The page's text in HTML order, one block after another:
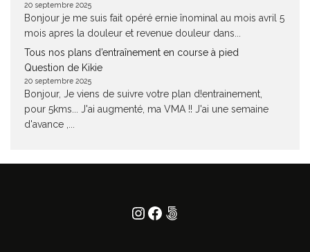
20 septembre 2025
Bonjour je me suis fait opéré ernie înominal au mois avril 5
mois apres la douleur et revenue douleur dans...
Tous nos plans d’entraînement en course à pied
Question de Kikie
20 septembre 2025
Bonjour, Je viens de suivre votre plan d!entrainement,
pour 5kms... J'ai augmenté, ma VMA !! J'ai une semaine
d'avance ,...
Instagram
Facebook
500px